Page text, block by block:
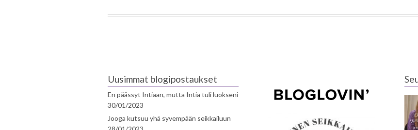
Uusimmat blogipostaukset
En päässyt Intiaan, mutta Intia tuli luokseni
30/01/2023
Jooga kutsuu yhä syvempään seikkailuun